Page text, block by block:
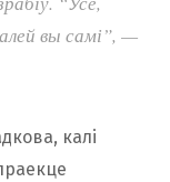
вы самі”, —
калі